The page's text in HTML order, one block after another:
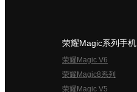
荣耀Magic系列手机
荣耀Magic V6
荣耀Magic8系列
荣耀Magic V5